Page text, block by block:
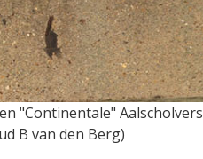
en "Continentale" Aalscholvers
B van den Berg)